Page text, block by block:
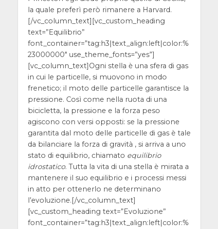
la quale preferì però rimanere a Harvard.
[/vc_column_text][vc_custom_heading
text=”Equilibrio”
font_container=”tag:h3|text_align:left|color:%
23000000″ use_theme_fonts=”yes”]
[vc_column_text]Ogni stella è una sfera di gas
in cui le particelle, si muovono in modo
frenetico; il moto delle particelle garantisce la
pressione. Così come nella ruota di una
bicicletta, la pressione e la forza peso
agiscono con versi opposti: se la pressione
garantita dal moto delle particelle di gas è tale
da bilanciare la forza di gravità , si arriva a uno
stato di equilibrio, chiamato equilibrio
idrostatico. Tutta la vita di una stella è mirata a
mantenere il suo equilibrio e i processi messi
in atto per ottenerlo ne determinano
l’evoluzione.[/vc_column_text]
[vc_custom_heading text=”Evoluzione”
font_container=”tag:h3|text_align:left|color:%